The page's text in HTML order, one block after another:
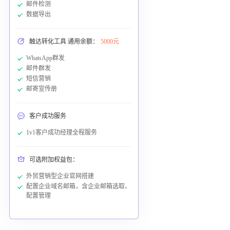
邮件检测
数据导出
触达转化工具 通用余额： 5000元
WhatsApp群发
邮件群发
短信营销
邮寄宣传册
客户成功服务
1v1客户成功经理全程服务
可选附加权益包：
外贸营销型企业官网搭建
配置企业域名邮箱，含企业邮箱选取、
配置管理